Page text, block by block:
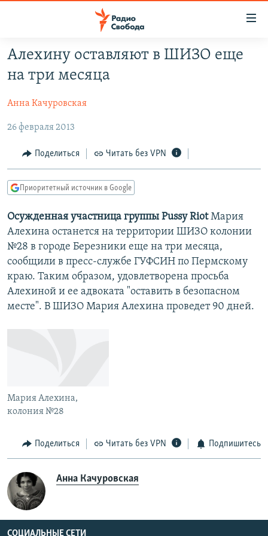
упрощенного
доступа
содержанию
Вернутся
главной
навигации
поиску
ПРОГРАММЫ
ПОДКАСТЫ
АВТОРСКИЕ ПРОЕКТЫ
ЦИТАТЫ СВОБОДЫ
МНЕНИЯ
КУЛЬТУРА
IDEL.РЕАЛИИ
КАВКАЗ.РЕАЛИИ
СЕВЕР.РЕАЛИИ
СИБИРЬ.РЕАЛИИ
РАСПИСАНИЕ ВЕЩАНИЯ
ПОДПИШИТЕСЬ НА РАССЫЛКУ
Все сайты РСЕ/РС
Алехину оставляют в ШИЗО еще
на три месяца
Анна Качуровская
26 февраля 2013
Поделиться Читать без VPN
Приоритетный источник в Google
Осужденная участница группы Pussy RiotМария
Алехина останется на территории ШИЗО колонии
№28 в городе Березники еще на три месяца,
сообщили в пресс-службе ГУФСИН по Пермскому
краю. Таким образом, удовлетворена просьба
Алехиной и ее адвоката "оставить в безопасном
месте". В ШИЗО Мария Алехина проведет 90 дней.
Мария Алехина,
колония №28
Поделиться Читать без VPN Подпишитесь
Анна Качуровская
СОЦИАЛЬНЫЕ СЕТИ